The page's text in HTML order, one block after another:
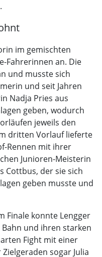
im gemischten
Fahrerinnen an. Die
und musste sich
und seit Jahren
Nadja Pries aus
geben, wodurch
jeweils den
dritten Vorlauf lieferte
Rennen mit ihrer
Junioren-Meisterin
Cottbus, der sie sich
geben musste und
Finale konnte Lengger
und ihren starken
Fight mit einer
sogar Julia